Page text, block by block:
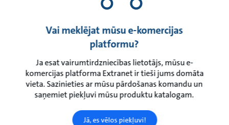
Vai meklējat mūsu e-komercijas
platformu?
Ja esat vairumtirdzniecības lietotājs, mūsu e-
komercijas platforma Extranet ir tieši jums domāta
vieta. Sazinieties ar mūsu pārdošanas komandu un
saņemiet piekļuvi mūsu produktu katalogam.
Jā, es vēlos piekļuvi!